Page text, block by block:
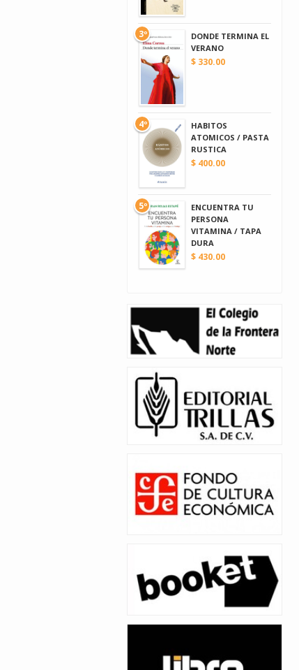
DONDE TERMINA EL
VERANO
$ 330.00
3º
HABITOS
ATOMICOS / PASTA
RUSTICA
$ 400.00
4º
ENCUENTRA TU
PERSONA
VITAMINA / TAPA
DURA
$ 430.00
5º